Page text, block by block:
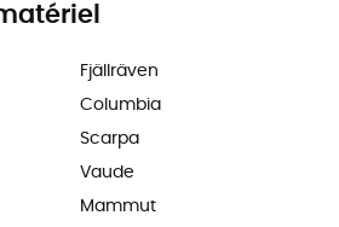
Fjällräven
Columbia
Scarpa
Vaude
Mammut